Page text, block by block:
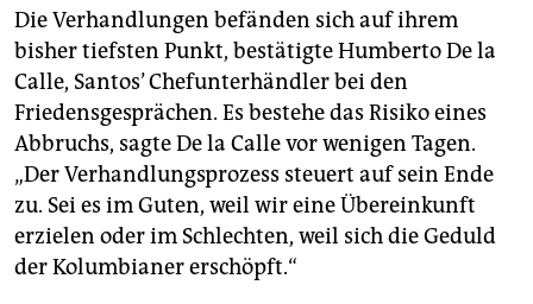
Die Verhandlungen befänden sich auf ihrem
bisher tiefsten Punkt, bestätigte Humberto De la
Calle, Santos’ Chefunterhändler bei den
Friedensgesprächen. Es bestehe das Risiko eines
Abbruchs, sagte De la Calle vor wenigen Tagen.
„Der Verhandlungsprozess steuert auf sein Ende
zu. Sei es im Guten, weil wir eine Übereinkunft
erzielen oder im Schlechten, weil sich die Geduld
der Kolumbianer erschöpft.“